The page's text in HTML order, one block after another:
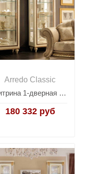
Arredo Classic
Витрина 1-дверная Arredo Classic Fantasia
180 332 руб